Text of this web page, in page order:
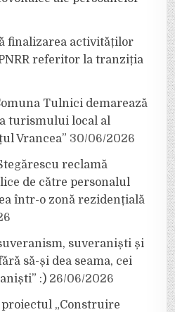
finalizarea activităților
referitor la tranziția
Tulnici demarează
turismului local al
Vrancea” 30/06/2026
reclamă
de către personalul
într-o zonă rezidențială
suveraniști și
să-și dea seama, cei
:) 26/06/2026
„Construire